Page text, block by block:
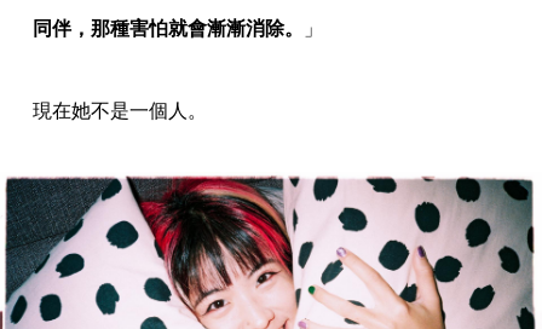
同伴，那種害怕就會漸漸消除。 」
現在她不是一個人。